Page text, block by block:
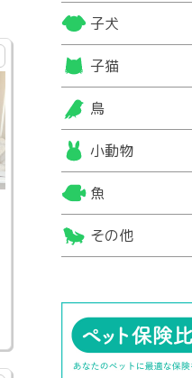
子犬
子猫
鳥
小動物
魚
その他